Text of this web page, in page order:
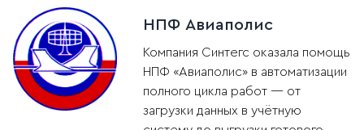
НПФ Авиаполис
Компания Синтегс оказала помощь
НПФ «Авиаполис» в автоматизации
полного цикла работ — от
загрузки данных в учётную